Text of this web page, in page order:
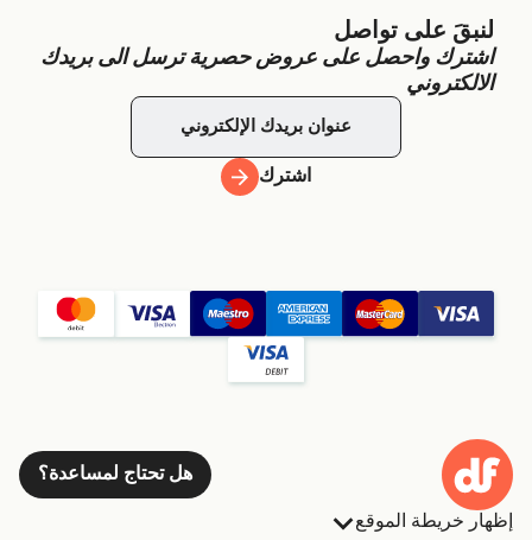
لنبقَ على تواصل
اشترك واحصل على عروض حصرية ترسل الى بريدك
الالكتروني
اشترك
هل تحتاج لمساعدة؟
إظهار خريطة الموقع